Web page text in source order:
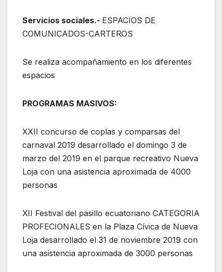
Servicios sociales.- ESPACIOS DE
COMUNICADOS-CARTEROS
Se realiza acompañamiento en los diferentes
espacios
PROGRAMAS MASIVOS:
XXII concurso de coplas y comparsas del
carnaval 2019 desarrollado el domingo 3 de
marzo del 2019 en el parque recreativo Nueva
Loja con una asistencia aproximada de 4000
personas
XII Festival del pasillo ecuatoriano CATEGORIA
PROFECIONALES en la Plaza Cívica de Nueva
Loja desarrollado el 31 de noviembre 2019 con
una asistencia aproximada de 3000 personas